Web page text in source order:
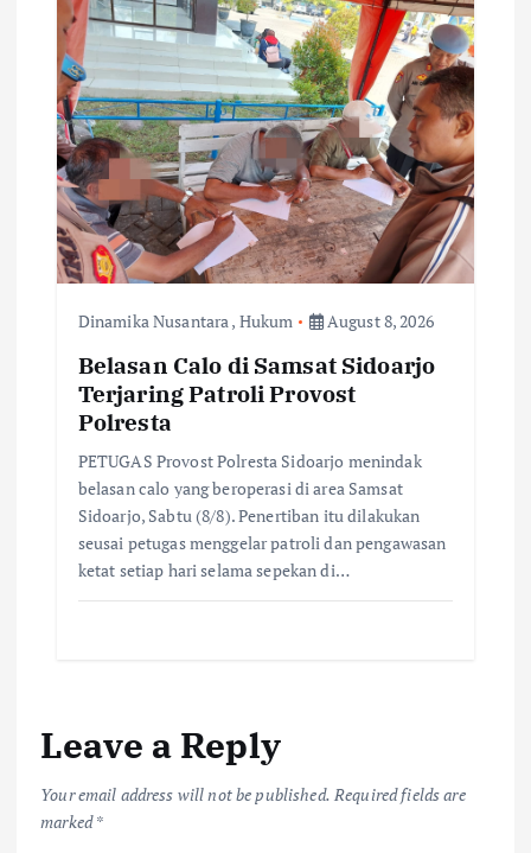
Dinamika Nusantara , Hukum August 8, 2026
Belasan Calo di Samsat Sidoarjo
Terjaring Patroli Provost
Polresta
PETUGAS Provost Polresta Sidoarjo menindak
belasan calo yang beroperasi di area Samsat
Sidoarjo, Sabtu (8/8). Penertiban itu dilakukan
seusai petugas menggelar patroli dan pengawasan
ketat setiap hari selama sepekan di…
Leave a Reply
Your email address will not be published. Required fields are
marked*